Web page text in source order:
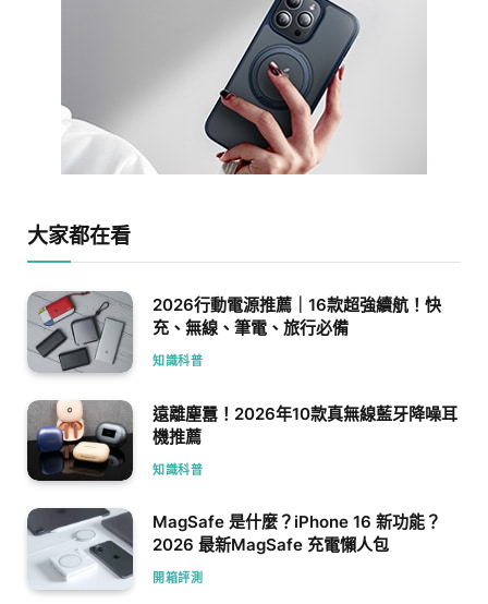
大家都在看
2026行動電源推薦｜16款超強續航！快
充、無線、筆電、旅行必備
知識科普
遠離塵囂！2026年10款真無線藍牙降噪耳
機推薦
知識科普
MagSafe 是什麼？iPhone 16 新功能？
2026 最新MagSafe 充電懶人包
開箱評測